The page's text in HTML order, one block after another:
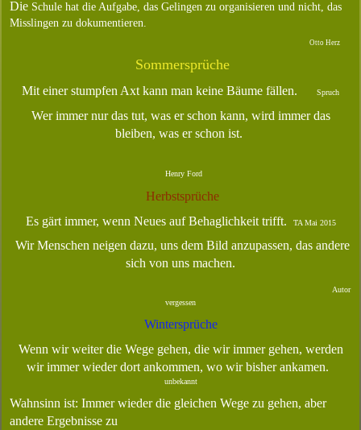
Die Schule hat die Aufgabe, das Gelingen zu organisieren und nicht, das
Misslingen zu dokumentieren.
Otto Herz
Sommersprüche
Mit einer stumpfen Axt kann man keine Bäume fällen. Spruch
Wer immer nur das tut, was er schon kann, wird immer das
bleiben, was er schon ist.
Henry Ford
Herbstsprüche
Es gärt immer, wenn Neues auf Behaglichkeit trifft.
TA Mai 2015
Wir Menschen neigen dazu, uns dem Bild anzupassen, das andere
sich von uns machen.
Autor
vergessen
Wintersprüche
Wenn wir weiter die Wege gehen, die wir immer gehen, werden
wir immerwiederdort ankommen, wo wir bisher ankamen.
unbekannt
Wahnsinn ist: Immer wieder die gleichen Wege zu gehen, aber
andere Ergebnisse zu